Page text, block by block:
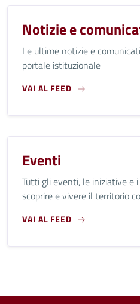
Notizie e
Le ultime notizie e
portale istituzionale
VAI AL FEED
Eventi
Tutti gli eventi, le iniziative e
scoprire e vivere il territorio
VAI AL FEED